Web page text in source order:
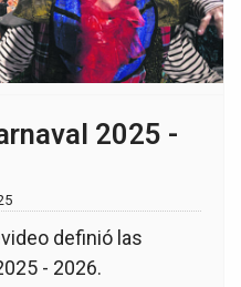
2025 -
definió las
- 2026.